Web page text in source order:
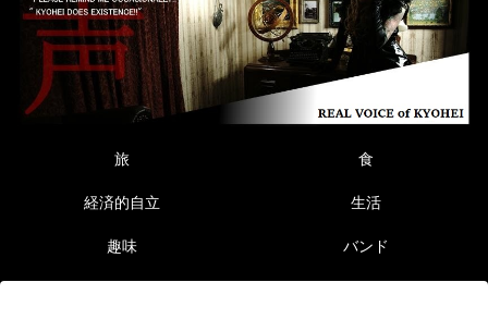
旅 食
経済的自立 生活
趣味 バンド